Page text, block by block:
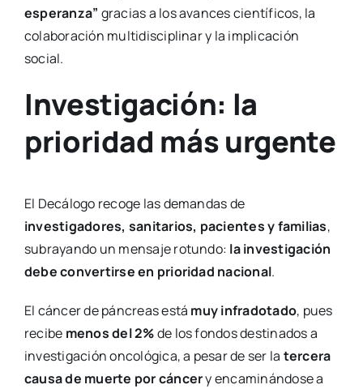
esperanza” gracias a los avances científicos, la
colaboración multidisciplinar y la implicación
social.
Investigación: la
prioridad más urgente
El Decálogo recoge las demandas de
investigadores, sanitarios, pacientes y familias,
subrayando un mensaje rotundo: la investigación
debe convertirse en prioridad nacional.
El cáncer de páncreas está muy infradotado, pues
recibe menos del 2%de los fondos destinados a
investigación oncológica, a pesar de ser la tercera
causa de muerte por cáncery encaminándose a